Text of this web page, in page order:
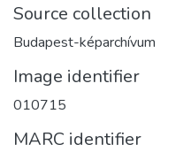
Source collection
Budapest-képarchívum
Image identifier
010715
MARC identifier